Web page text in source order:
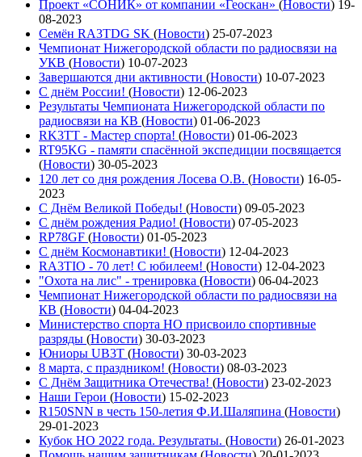
Проект «СОНИК» от компании «Геоскан» (Новости) 19-
08-2023
Семён RA3TDG SK (Новости) 25-07-2023
Чемпионат Нижегородской области по радиосвязи на
УКВ (Новости) 10-07-2023
Завершаются дни активности (Новости) 10-07-2023
С днём России! (Новости) 12-06-2023
Результаты Чемпионата Нижегородской области по
радиосвязи на КВ (Новости) 01-06-2023
RK3TT - Мастер спорта! (Новости) 01-06-2023
RT95KG - памяти спасённой экспедиции посвящается
(Новости) 30-05-2023
120 лет со дня рождения Лосева О.В. (Новости) 16-05-
2023
С Днём Великой Победы! (Новости) 09-05-2023
С днём рождения Радио! (Новости) 07-05-2023
RP78GF (Новости) 01-05-2023
С днём Космонавтики! (Новости) 12-04-2023
RA3TIO - 70 лет! С юбилеем! (Новости) 12-04-2023
"Охота на лис" - тренировка (Новости) 06-04-2023
Чемпионат Нижегородской области по радиосвязи на
КВ (Новости) 04-04-2023
Министерство спорта НО присвоило спортивные
разряды (Новости) 30-03-2023
Юниоры UB3T (Новости) 30-03-2023
8 марта, с праздником! (Новости) 08-03-2023
С Днём Защитника Отечества! (Новости) 23-02-2023
Наши Герои (Новости) 15-02-2023
R150SNN в честь 150-летия Ф.И.Шаляпина (Новости)
29-01-2023
Кубок НО 2022 года. Результаты. (Новости) 26-01-2023